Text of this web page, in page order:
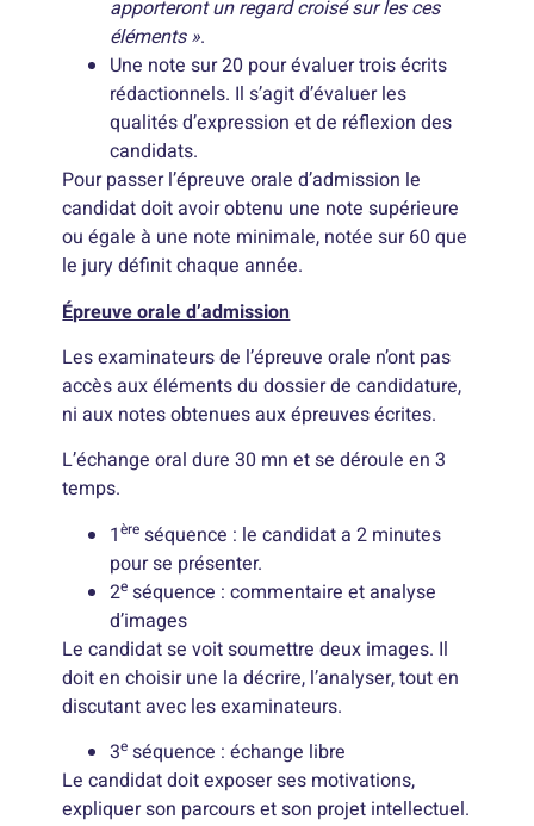
apporteront un regard croisé sur les ces
éléments ».
Une note sur 20 pour évaluer trois écrits
rédactionnels. Il s’agit d’évaluer les
qualités d’expression et de réflexion des
candidats.
Pour passer l’épreuve orale d’admission le
candidat doit avoir obtenu une note supérieure
ou égale à une note minimale, notée sur 60 que
le jury définit chaque année.
Épreuve orale d’admission
Les examinateurs de l’épreuve orale n’ont pas
accès aux éléments du dossier de candidature,
ni aux notes obtenues aux épreuves écrites.
L’échange oral dure 30 mn et se déroule en 3
temps.
1ère séquence : le candidat a 2 minutes
pour se présenter.
2e séquence : commentaire et analyse
d’images
Le candidat se voit soumettre deux images. Il
doit en choisir une la décrire, l’analyser, tout en
discutant avec les examinateurs.
3e séquence : échange libre
Le candidat doit exposer ses motivations,
expliquer son parcours et son projet intellectuel.